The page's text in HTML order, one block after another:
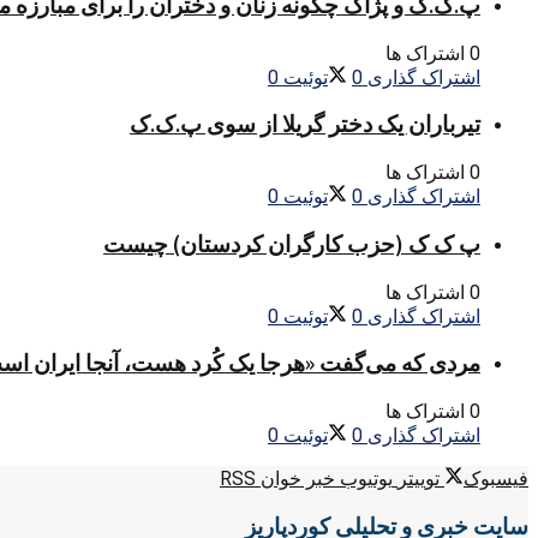
0 اشتراک ها
اشتراک گذاری 0 توئیت 0
تیرباران یک دختر گریلا از سوی پ.ک.ک
0 اشتراک ها
اشتراک گذاری 0 توئیت 0
پ ک ک (حزب کارگران کردستان) چیست
0 اشتراک ها
اشتراک گذاری 0 توئیت 0
مردی که می‌گفت «هرجا یک کُرد هست، آنجا ایران
0 اشتراک ها
اشتراک گذاری 0 توئیت 0
فیسبوک
توییتر یوتیوب خبر خوان RSS
سایت خبری و تحلیلی کوردپاریز